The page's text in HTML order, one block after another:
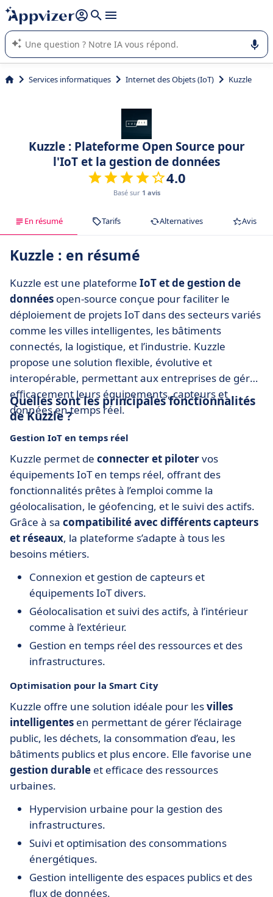
répondre (plusieurs lignes avec
L'IA de Appvizer vous guide dans l'utilisation ou la sélection de
logiciel SaaS en entreprise.
Services informatiques Internet des Objets (IoT) Kuzzle
Kuzzle : Plateforme Open Source pour
l'IoT et la gestion de données
4.0
Basé sur 1 avis
En résumé Tarifs Alternatives Avis
Kuzzle : en résumé
Kuzzle est une plateforme IoT et de gestion de
données open-source conçue pour faciliter le
déploiement de projets IoT dans des secteurs variés
comme les villes intelligentes, les bâtiments
connectés, la logistique, et l’industrie. Kuzzle
propose une solution flexible, évolutive et
interopérable, permettant aux entreprises de gérer
efficacement leurs équipements, capteurs et
données en temps réel.
Quelles sont les principales fonctionnalités
de Kuzzle ?
Gestion IoT en temps réel
Kuzzle permet de connecter et pilotervos
équipements IoT en temps réel, offrant des
fonctionnalités prêtes à l’emploi comme la
géolocalisation, le géofencing, et le suivi des actifs.
Grâce à sa compatibilité avec différents capteurs
et réseaux, la plateforme s’adapte à tous les
besoins métiers.
Connexion et gestion de capteurs et
équipements IoT divers.
Géolocalisation et suivi des actifs, à l’intérieur
comme à l’extérieur.
Gestion en temps réel des ressources et des
infrastructures.
Optimisation pour la Smart City
Kuzzle offre une solution idéale pour lesvilles
intelligentes en permettant de gérer l’éclairage
public, les déchets, la consommation d’eau, les
bâtiments publics et plus encore. Elle favorise une
gestion durable et efficace des ressources
urbaines.
Hypervision urbaine pour la gestion des
infrastructures.
Suivi et optimisation des consommations
énergétiques.
Gestion intelligente des espaces publics et des
flux de données.